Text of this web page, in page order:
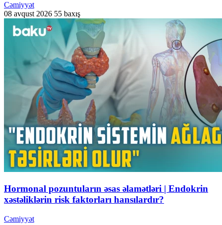
Cəmiyyət
08 avqust 2026 55 baxış
Hormonal pozuntuların əsas əlamətləri | Endokrin
xəstəliklərin risk faktorları hansılardır?
Cəmiyyət